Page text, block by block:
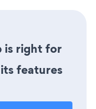
is right for
features